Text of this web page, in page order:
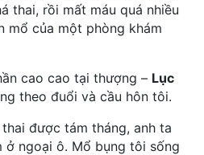
thai, rồi mất máu quá nhiều
mổ của một phòng khám
cao cao tại thượng – Lục
theo đuổi và cầu hôn tôi.
được tám tháng, anh ta
ở ngoại ô. Mổ bụng tôi sống